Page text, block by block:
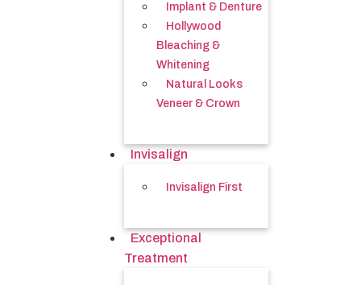
Implant & Denture
Hollywood
Bleaching &
Whitening
Natural Looks
Veneer & Crown
Invisalign
Invisalign First
Exceptional
Treatment